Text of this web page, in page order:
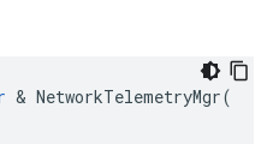
& NetworkTelemetryMgr(